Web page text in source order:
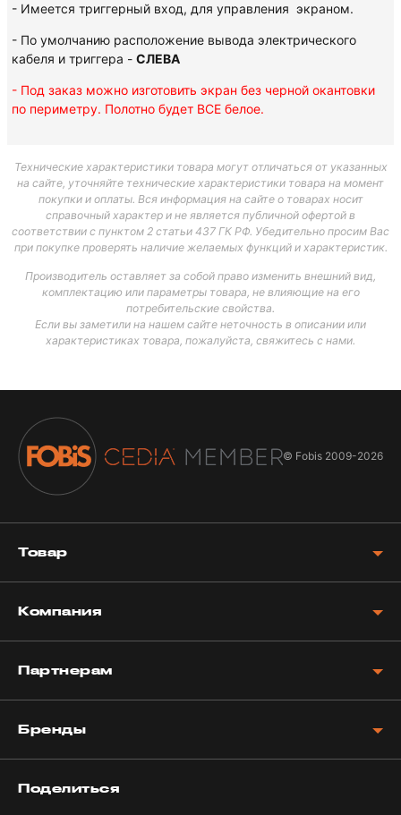
- Имеется триггерный вход, для управления экраном.
- По умолчанию расположение вывода электрического
кабеля и триггера - СЛЕВА
- Под заказ можно изготовить экран без черной окантовки
по периметру. Полотно будет ВСЕ белое.
Технические характеристики товара могут отличаться от указанных
на сайте, уточняйте технические характеристики товара на момент
покупки и оплаты. Вся информация на сайте о товарах носит
справочный характер и не является публичной офертой в
соответствии с пунктом 2 статьи 437 ГК РФ. Убедительно просим Вас
при покупке проверять наличие желаемых функций и характеристик.
Производитель оставляет за собой право изменить внешний вид,
комплектацию или параметры товара, не влияющие на его
потребительские свойства.
Если вы заметили на нашем сайте неточность в описании или
характеристиках товара, пожалуйста, свяжитесь с нами.
© Fobis 2009-2026
Товар
Компания
Партнерам
Бренды
Поделиться